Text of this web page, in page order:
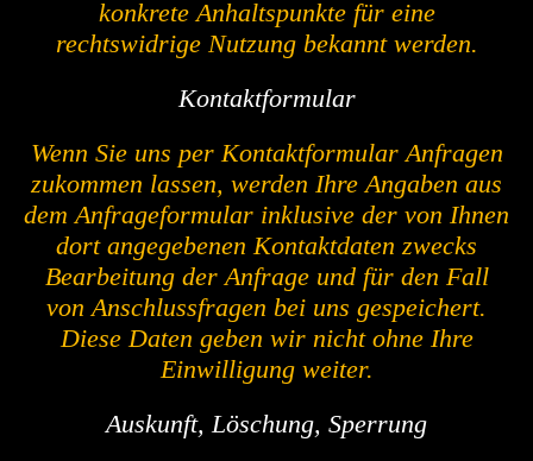
konkrete Anhaltspunkte für eine
rechtswidrige Nutzung bekannt werden.
Kontaktformular
Wenn Sie uns per Kontaktformular Anfragen
zukommen lassen, werden Ihre Angaben aus
dem Anfrageformular inklusive der von Ihnen
dort angegebenen Kontaktdaten zwecks
Bearbeitung der Anfrage und für den Fall
von Anschlussfragen bei uns gespeichert.
Diese Daten geben wir nicht ohne Ihre
Einwilligung weiter.
Auskunft, Löschung, Sperrung